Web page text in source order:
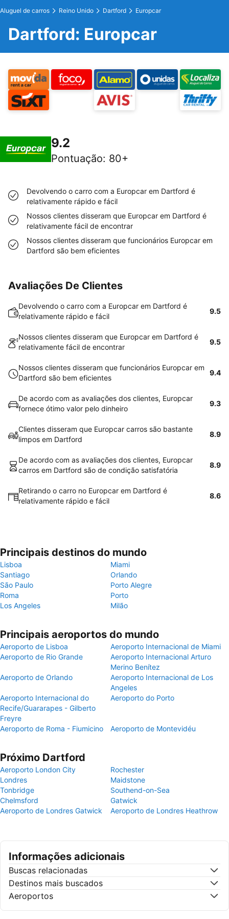
Aluguel de carros Reino Unido Dartford Europcar
Dartford: Europcar
9.2
Pontuação: 80+
Devolvendo o carro com a Europcar em Dartford é
relativamente rápido e fácil
Nossos clientes disseram que Europcar em Dartford é
relativamente fácil de encontrar
Nossos clientes disseram que funcionários Europcar em
Dartford são bem eficientes
Avaliações De Clientes
Devolvendo o carro com a Europcar em Dartford é
relativamente rápido e fácil
9.5
Nossos clientes disseram que Europcar em Dartford é
relativamente fácil de encontrar
9.5
Nossos clientes disseram que funcionários Europcar em
Dartford são bem eficientes
9.4
De acordo com as avaliações dos clientes, Europcar
fornece ótimo valor pelo dinheiro
9.3
Clientes disseram que Europcar carros são bastante
limpos em Dartford
8.9
De acordo com as avaliações dos clientes, Europcar
carros em Dartford são de condição satisfatória
8.9
Retirando o carro no Europcar em Dartford é
relativamente rápido e fácil
8.6
Principais destinos do mundo
Lisboa
Miami
Santiago
Orlando
São Paulo
Porto Alegre
Roma
Porto
Los Angeles
Milão
Principais aeroportos do mundo
Aeroporto de Lisboa
Aeroporto Internacional de Miami
Aeroporto de Rio Grande
Aeroporto Internacional Arturo
Merino Benítez
Aeroporto de Orlando
Aeroporto Internacional de Los
Angeles
Aeroporto Internacional do
Recife/Guararapes - Gilberto
Freyre
Aeroporto do Porto
Aeroporto de Roma - Fiumicino Aeroporto de Montevidéu
Próximo Dartford
Aeroporto London City
Rochester
Londres
Maidstone
Tonbridge
Southend-on-Sea
Chelmsford
Gatwick
Aeroporto de Londres Gatwick
Aeroporto de Londres Heathrow
Informações adicionais
Buscas relacionadas
Destinos mais buscados
Aeroportos